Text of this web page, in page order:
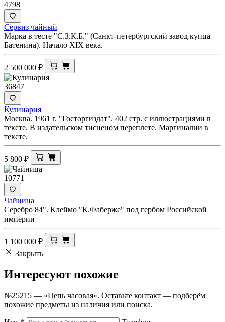
4798
Сервиз чайный
Марка в тесте "С.З.К.Б." (Санкт-петербургский завод купца
Батенина). Начало XIX века.
2 500 000 ₽
36847
Кулинария
Москва. 1961 г. "Госторгиздат". 402 стр. с иллюстрациями в
тексте. В издательском тисненом переплете. Маргиналии в
тексте.
5 800 ₽
10771
Чайница
Серебро 84". Клеймо "К.Фаберже" под гербом Российской
империи
1 100 000 ₽
Закрыть
Интересуют похожие
№25215 — «Цепь часовая». Оставьте контакт — подберём
похожие предметы из наличия или поиска.